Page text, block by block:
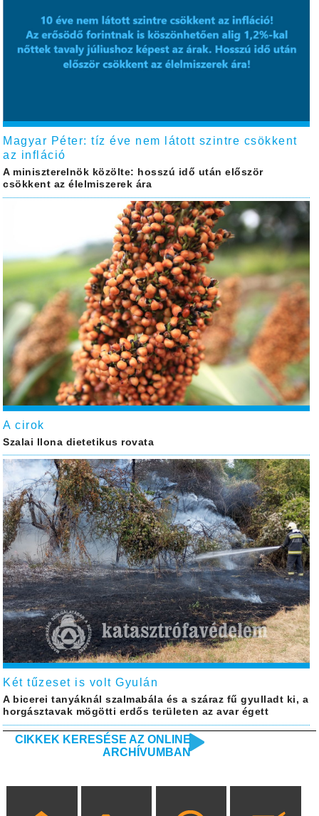
Magyar Péter: tíz éve nem látott szintre csökkent
az infláció
A miniszterelnök közölte: hosszú idő után először
csökkent az élelmiszerek ára
A cirok
Szalai Ilona dietetikus rovata
Két tűzeset is volt Gyulán
A bicerei tanyáknál szalmabála és a száraz fű gyulladt ki, a
horgásztavak mögötti erdős területen az avar égett
CIKKEK KERESÉSE AZ ONLINE
ARCHÍVUMBAN